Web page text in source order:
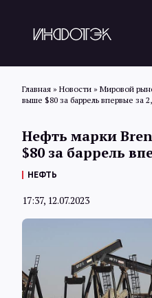
Главная » Новости » Мировой
выше $80 за баррель впервые за
Нефть марки
$80 за баррель
НЕФТЬ
17:37, 12.07.2023